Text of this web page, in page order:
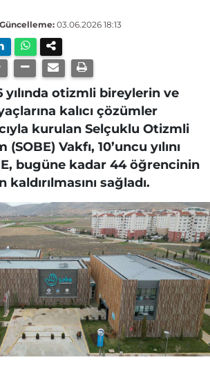
03.06.2026 18:13
yılında otizmli bireylerin ve
kalıcı çözümler
kurulan Selçuklu Otizmli
Vakfı, 10’uncu yılını
bugüne kadar 44 öğrencinin
kaldırılmasını sağladı.